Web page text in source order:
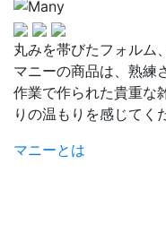
丸みを帯びたフォルム
マニーの商品は、熟練
作業で作られた貴重な
りの温もりを感じてく
マニーとは